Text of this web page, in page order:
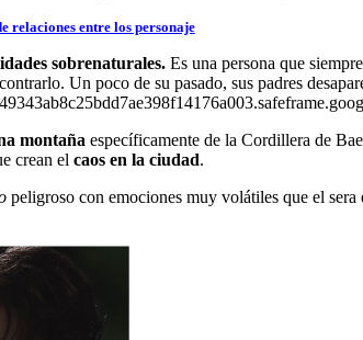
relaciones entre los personaje
sobrenaturales. Es una persona que
Un poco de su pasado, sus padres
montaña específicamente de la Cordillera de
crean el caos en la ciudad.
peligroso con emociones muy volátiles que el